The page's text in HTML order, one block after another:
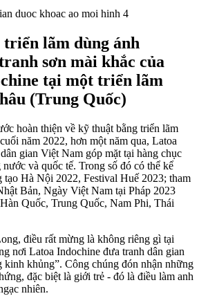
lãm dùng ánh
sơn mài khắc của
tại một triển lãm
(Trung Quốc)
hoàn thiện về kỹ thuật bằng triển lãm
năm 2022, hơn một năm qua, Latoa
gian Việt Nam góp mặt tại hàng chục
và quốc tế. Trong số đó có thể kể
tạo Hà Nội 2022, Festival Huế 2023; tham
Bản, Ngày Việt Nam tại Pháp 2023
Quốc, Trung Quốc, Nam Phi, Thái
điều rất mừng là không riêng gì tại
nơi Latoa Indochine đưa tranh dân gian
kinh khủng”. Công chúng đón nhận những
đặc biệt là giới trẻ - đó là điều làm anh
nhiên.